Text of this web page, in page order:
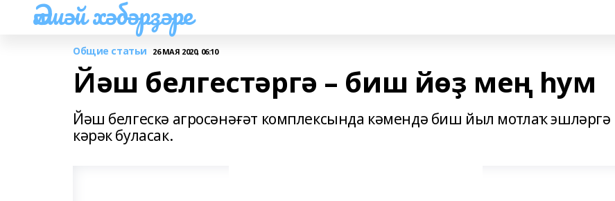
Әлшәй хәбәрҙәре
Общие статьи 26 МАЯ 2020, 06:10
Йәш белгестәргә – биш йөҙ мең һум
Йәш белгескә агросәнәғәт комплексында кәмендә биш йыл мотлаҡ эшләргә
кәрәк буласак.